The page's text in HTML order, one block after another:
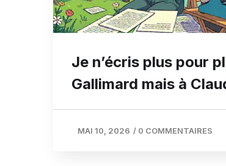
Je n’écris plus pour
Gallimard mais à
MAI 10, 2026 / 0 COMMENTAIRES